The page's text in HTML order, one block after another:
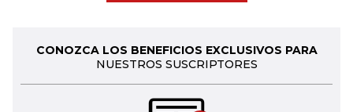
CONOZCA LOS BENEFICIOS EXCLUSIVOS PARA
NUESTROS SUSCRIPTORES